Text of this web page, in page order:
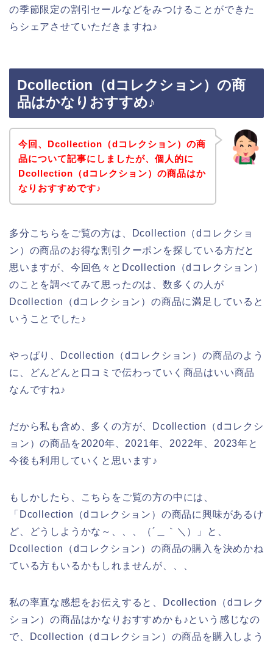
の季節限定の割引セールなどをみつけることができた
らシェアさせていただきますね♪
Dcollection（dコレクション）の商
品はかなりおすすめ♪
今回、Dcollection（dコレクション）の商
品について記事にしましたが、個人的に
Dcollection（dコレクション）の商品はか
なりおすすめです♪
多分こちらをご覧の方は、Dcollection（dコレクショ
ン）の商品のお得な割引クーポンを探している方だと
思いますが、今回色々とDcollection（dコレクション）
のことを調べてみて思ったのは、数多くの人が
Dcollection（dコレクション）の商品に満足していると
いうことでした♪
やっぱり、Dcollection（dコレクション）の商品のよう
に、どんどんと口コミで伝わっていく商品はいい商品
なんですね♪
だから私も含め、多くの方が、Dcollection（dコレクシ
ョン）の商品を2020年、2021年、2022年、2023年と
今後も利用していくと思います♪
もしかしたら、こちらをご覧の方の中には、
「Dcollection（dコレクション）の商品に興味があるけ
ど、どうしようかな～、、、（´＿｀＼）」と、
Dcollection（dコレクション）の商品の購入を決めかね
ている方もいるかもしれませんが、、、
私の率直な感想をお伝えすると、Dcollection（dコレク
ション）の商品はかなりおすすめかも♪という感じなの
で、Dcollection（dコレクション）の商品を購入しよう